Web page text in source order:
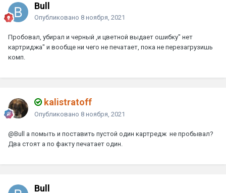
Bull
Опубликовано 8 ноября, 2021
Пробовал, убирал и черный ,и цветной выдает ошибку" нет
картриджа" и вообще ни чего не печатает, пока не перезагрузишь
комп.
kalistratoff
Опубликовано 8 ноября, 2021
@Bull
а помыть и поставить пустой один картредж не пробывал?
Два стоят а по факту печатает один.
Bull